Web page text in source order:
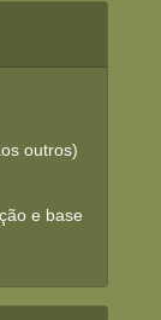
outros)
e base